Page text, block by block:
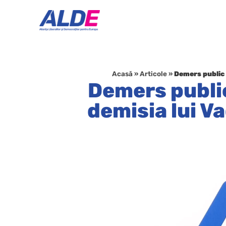
Acasă »Articole»Demers
Demers
demisia lui